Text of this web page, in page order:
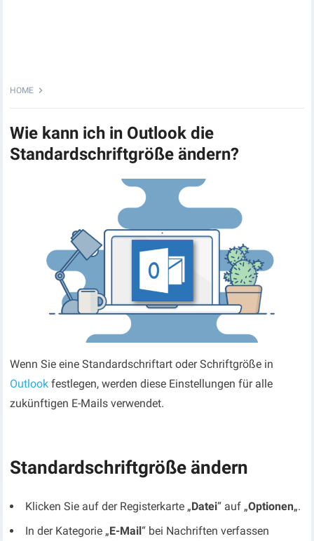
HOME
Wie kann ich in Outlook die
Standardschriftgröße ändern?
Wenn Sie eine Standardschriftart oder Schriftgröße in
Outlook festlegen, werden diese Einstellungen für alle
zukünftigen E-Mails verwendet.
Standardschriftgröße ändern
Klicken Sie auf der Registerkarte „Datei“ auf „Optionen„.
In der Kategorie „E-Mail“ bei Nachriften verfassen